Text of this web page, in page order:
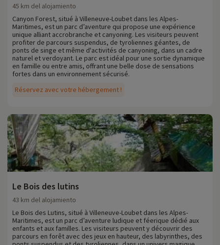
Réservez avec votre hébergement !
45 km del alojamiento
Canyon Forest, situé à Villeneuve-Loubet dans les Alpes-
Maritimes, est un parc d’aventure qui propose une expérience
unique alliant accrobranche et canyoning. Les visiteurs peuvent
profiter de parcours suspendus, de tyroliennes géantes, de
ponts de singe et même d'activités de canyoning, dans un cadre
naturel et verdoyant. Le parc est idéal pour une sortie dynamique
en famille ou entre amis, offrant une belle dose de sensations
fortes dans un environnement sécurisé.
Le Bois des lutins
43 km del alojamiento
Le Bois des Lutins, situé à Villeneuve-Loubet dans les Alpes-
Maritimes, est un parc d’aventure ludique et féerique dédié aux
enfants et aux familles. Les visiteurs peuvent y découvrir des
parcours en forêt avec des jeux en hauteur, des labyrinthes, des